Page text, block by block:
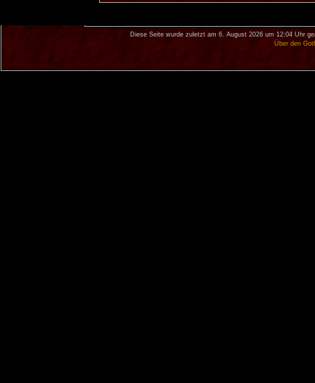
Diese Seite wurde zuletzt am 6. August 2026 um 12:04 Uhr
Über den